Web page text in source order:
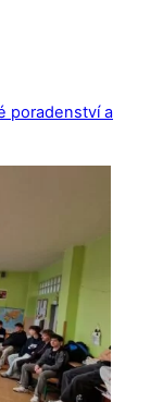
poradenství a